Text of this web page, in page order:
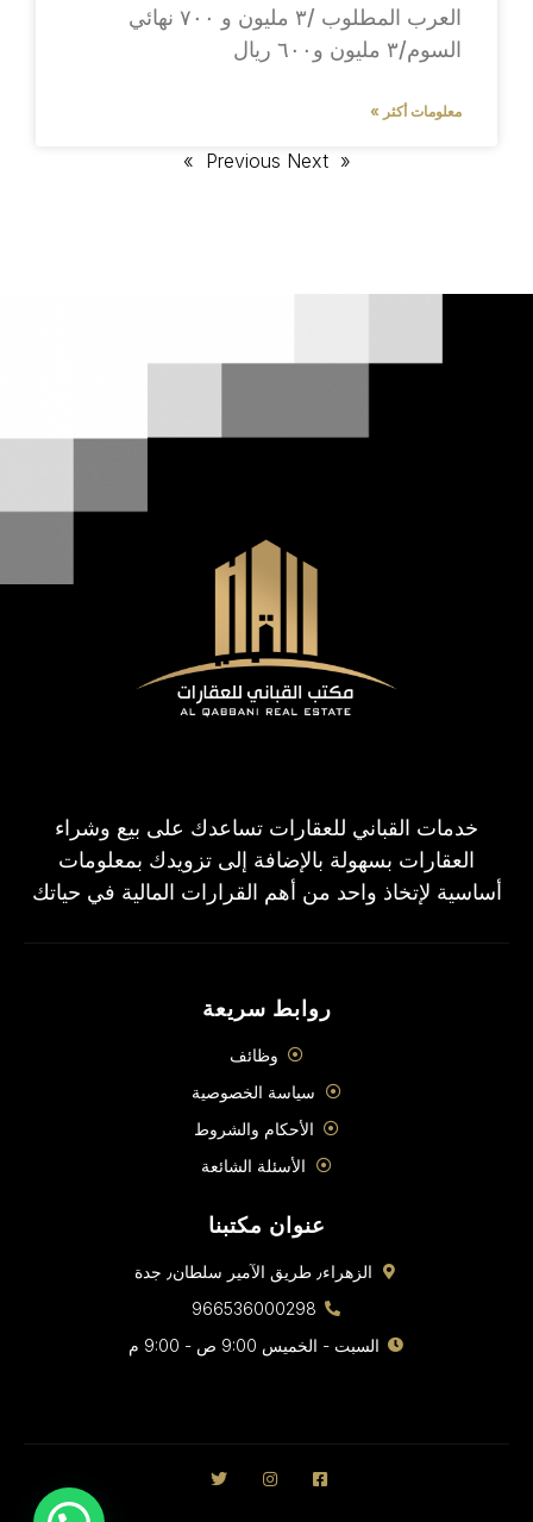
العرب المطلوب /٣ مليون و ٧٠٠ نهائي
السوم/٣ مليون و٦٠٠ ريال
معلومات أكثر »
« Previous
Next »
خدمات القباني للعقارات تساعدك على بيع وشراء
العقارات بسهولة بالإضافة إلى تزويدك بمعلومات
أساسية لإتخاذ واحد من أهم القرارات المالية في حياتك
روابط سريعة
وظائف
سياسة الخصوصية
الأحكام والشروط
الأسئلة الشائعة
عنوان مكتبنا
الزهراء٫ طريق الآمير سلطان٫ جدة
966536000298
السبت - الخميس 9:00 ص - 9:00 م